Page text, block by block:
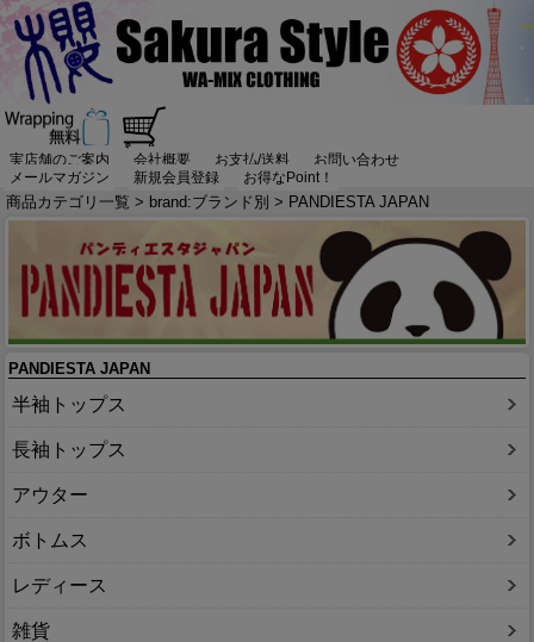
実店舗のご案内 会社概要 お支払/送料
お問い合わせ
メールマガジン
新規会員登録 お得なPoint！
商品カテゴリ一覧 > brand:ブランド別 > PANDIESTA JAPAN
PANDIESTA JAPAN
半袖トップス
長袖トップス
アウター
ボトムス
レディース
雑貨